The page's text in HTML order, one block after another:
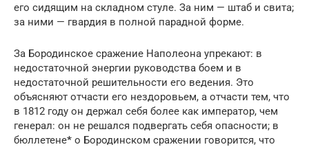
его сидящим на складном стуле. За ним — штаб и свита;
за ними — гвардия в полной парадной форме.
За Бородинское сражение Наполеона упрекают: в
недостаточной энергии руководства боем и в
недостаточной решительности его ведения. Это
объясняют отчасти его нездоровьем, а отчасти тем, что
в 1812 году он держал себя более как император, чем
генерал: он не решался подвергать себя опасности; в
бюллетене* о Бородинском сражении говорится, что